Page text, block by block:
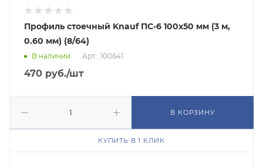
Профиль стоечный Knauf ПС-6 100х50 мм (3 м,
0.60 мм) (8/64)
В наличии Арт.: 100641
470 руб./шт
В КОРЗИНУ
КУПИТЬ В 1 КЛИК